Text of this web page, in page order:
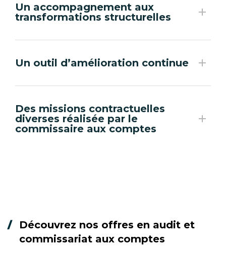
Un accompagnement aux
transformations structurelles
Un outil d’amélioration continue
Des missions contractuelles
diverses réalisée par le
commissaire aux comptes
Découvrez nos offres en audit et
commissariat aux comptes